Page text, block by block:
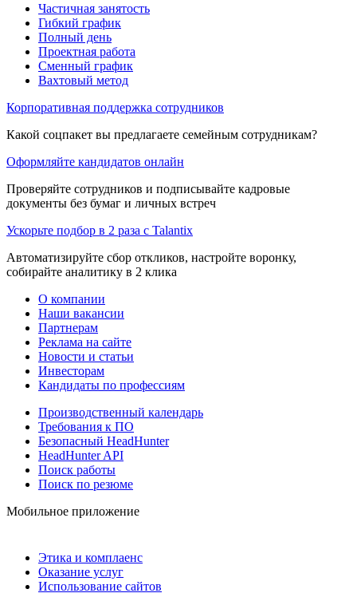
Частичная занятость
Гибкий график
Полный день
Проектная работа
Сменный график
Вахтовый метод
Корпоративная поддержка сотрудников
Какой соцпакет вы предлагаете семейным сотрудникам?
Оформляйте кандидатов онлайн
Проверяйте сотрудников и подписывайте кадровые
документы без бумаг и личных встреч
Ускорьте подбор в 2 раза с Talantix
Автоматизируйте сбор откликов, настройте воронку,
собирайте аналитику в 2 клика
О компании
Наши вакансии
Партнерам
Реклама на сайте
Новости и статьи
Инвесторам
Кандидаты по профессиям
Производственный календарь
Требования к ПО
Безопасный HeadHunter
HeadHunter API
Поиск работы
Поиск по резюме
Мобильное приложение
Этика и комплаенс
Оказание услуг
Использование сайтов